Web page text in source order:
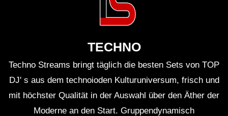
wohltätige Zwecke und Awareness-Kampagnen.
Kritische Analyse
Trotz der großen Begeisterung für Alesso’s Musik gibt
TECHNO
Techno Streams bringt täglich die besten Sets von TOP
DJ' s aus dem technoioden Kulturuniversum, frisch und
mit höchster Qualität in der Auswahl über den Äther der
Moderne an den Start. Gruppendynamisch